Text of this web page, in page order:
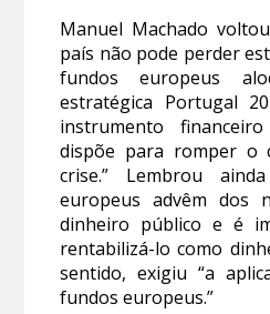
Manuel Machado
país não pode perder
fundos europeus
estratégica Portugal
instrumento
dispõe para romper o
crise.” Lembrou
europeus advêm dos
dinheiro público e é
rentabilizá-lo como
sentido, exigiu “a
fundos europeus.”